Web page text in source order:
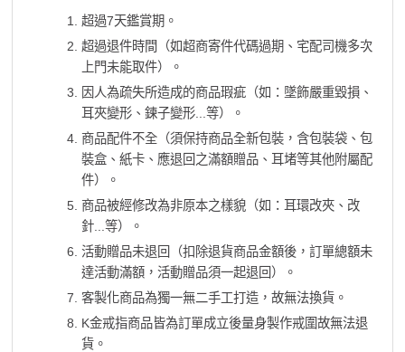
超過7天鑑賞期。
超過退件時間（如超商寄件代碼過期、宅配司機多次
上門未能取件）。
因人為疏失所造成的商品瑕疵（如：墜飾嚴重毀損、
耳夾變形、鍊子變形...等）。
商品配件不全（須保持商品全新包裝，含包裝袋、包
裝盒、紙卡、應退回之滿額贈品、耳堵等其他附屬配
件）。
商品被經修改為非原本之樣貌（如：耳環改夾、改
針...等）。
活動贈品未退回（扣除退貨商品金額後，訂單總額未
達活動滿額，活動贈品須一起退回）。
客製化商品為獨一無二手工打造，故無法換貨。
K金戒指商品皆為訂單成立後量身製作戒圍故無法退
貨。